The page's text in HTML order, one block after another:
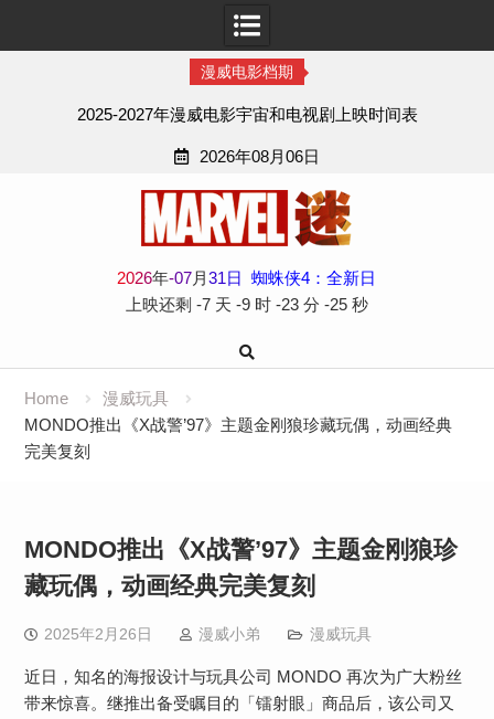
漫威电影档期
2025-2027年漫威电影宇宙和电视剧上映时间表
2026年08月06日
2026年-07月31日
蜘蛛侠4：全新日
上映还剩 -7 天 -9 时 -23 分 -26 秒
Home
漫威玩具
MONDO推出《X战警’97》主题金刚狼珍藏玩偶，动画经典
完美复刻
MONDO推出《X战警’97》主题金刚狼珍
藏玩偶，动画经典完美复刻
2025年2月26日 漫威小弟 漫威玩具
近日，知名的海报设计与玩具公司 MONDO 再次为广大粉丝
带来惊喜。继推出备受瞩目的「镭射眼」商品后，该公司又